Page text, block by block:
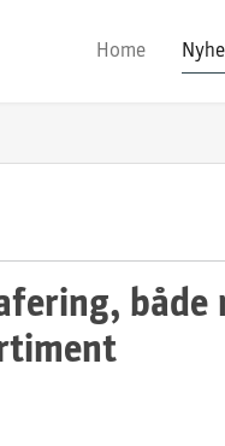
Home
både